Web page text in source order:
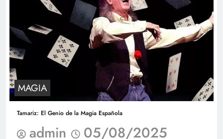
MAGIA
Tamariz: El Genio de la Magia Española
admin
05/08/2025